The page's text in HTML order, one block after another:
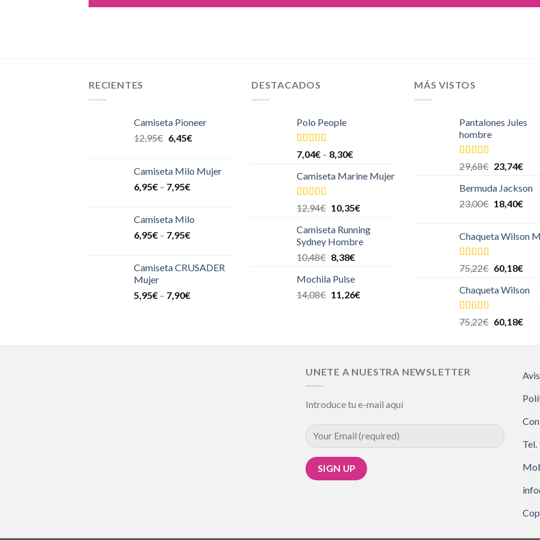
RECIENTES
Camiseta Pioneer
12,95€ 6,45€
Camiseta Milo Mujer
6,95€ – 7,95€
Camiseta Milo
6,95€ – 7,95€
Camiseta CRUSADER
Mujer
5,95€ – 7,90€
DESTACADOS
Polo People
Valorado en
5.00
7,04€ – 8,30€
Camiseta Marine Mujer
Valorado
4.00
5
12,94€ 10,35€
Camiseta Running
Sydney Hombre
10,48€ 8,38€
Mochila Pulse
14,08€ 11,26€
MÁS VISTOS
Pantalones Jules
hombre
Valorado en
5.00
29,68€ 23,74€
Bermuda Jackson
23,00€ 18,40€
Chaqueta Wilson
Valorado en
5.00
75,22€ 60,18€
Chaqueta Wilson
Valorado en
5.00
75,22€ 60,18€
UNETE A NUESTRA NEWSLETTER
Introduce tu e-mail aquí